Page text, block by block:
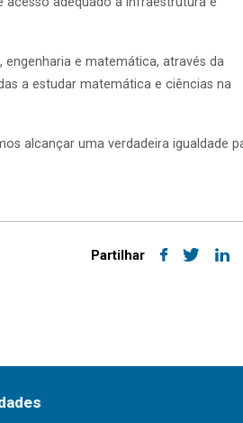
e matemática, através da
a estudar matemática e ciências na
alcançar uma verdadeira igualdade
Partilhar